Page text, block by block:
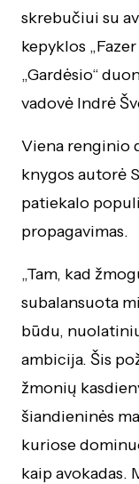
skrebučiui su
kepyklos
„Gardėsio“
vadovė Indrė
Viena renginio
knygos autorė
patiekalo
propagavimas.
„Tam, kad
subalansuota
būdu,
ambicija. Šis
žmonių
šiandieninės
kuriose
kaip avokadas.